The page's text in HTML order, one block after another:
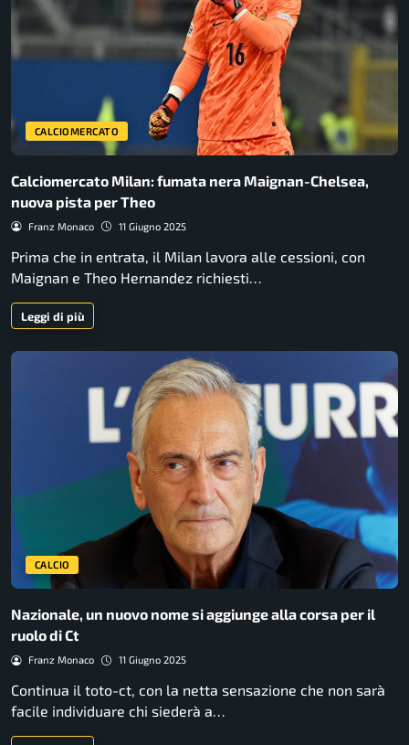
CALCIOMERCATO
Calciomercato Milan: fumata nera Maignan-Chelsea,
nuova pista per Theo
Franz Monaco 11 Giugno 2025
Prima che in entrata, il Milan lavora alle cessioni, con
Maignan e Theo Hernandez richiesti…
Leggi di più
CALCIO
Nazionale, un nuovo nome si aggiunge alla corsa per il
ruolo di Ct
Franz Monaco 11 Giugno 2025
Continua il toto-ct, con la netta sensazione che non sarà
facile individuare chi siederà a…